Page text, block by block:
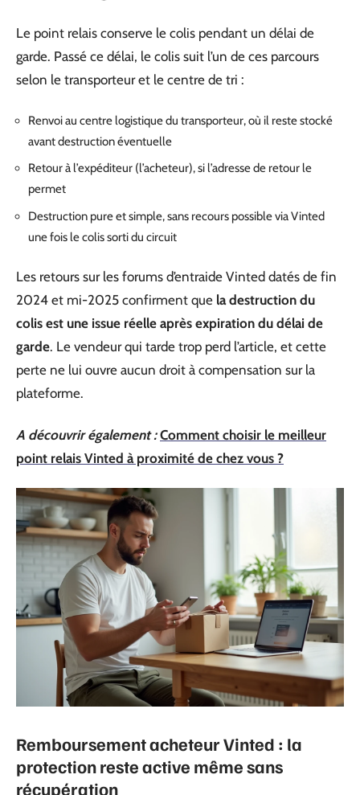
Le point relais conserve le colis pendant un délai de
garde. Passé ce délai, le colis suit l’un de ces parcours
selon le transporteur et le centre de tri :
Renvoi au centre logistique du transporteur, où il reste stocké
avant destruction éventuelle
Retour à l’expéditeur (l’acheteur), si l’adresse de retour le
permet
Destruction pure et simple, sans recours possible via Vinted
une fois le colis sorti du circuit
Les retours sur les forums d’entraide Vinted datés de fin
2024 et mi-2025 confirment que la destruction du
colis est une issue réelle après expiration du délai de
garde. Le vendeur qui tarde trop perd l’article, et cette
perte ne lui ouvre aucun droit à compensation sur la
plateforme.
A découvrir également : Comment choisir le meilleur
point relais Vinted à proximité de chez vous ?
Remboursement acheteur Vinted : la
protection reste active même sans
récupération